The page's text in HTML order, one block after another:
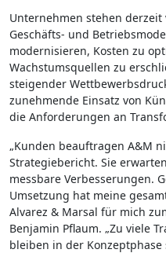
Unternehmen stehen
Geschäfts- und
modernisieren, Kosten zu
Wachstumsquellen zu
steigender
zunehmende Einsatz von
die Anforderungen an
„Kunden beauftragen A&M
Strategiebericht. Sie
messbare Verbesserungen.
Umsetzung hat meine
Alvarez & Marsal für mich
Benjamin Pflaum. „Zu viele
bleiben in der